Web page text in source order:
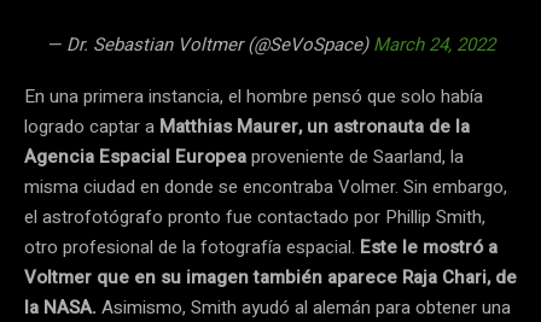
— Dr. Sebastian Voltmer (@SeVoSpace)March 24, 2022
En una primera instancia, el hombre pensó que solo había
logrado captar a Matthias Maurer, un astronauta de la
Agencia Espacial Europeaproveniente de Saarland, la
misma ciudad en donde se encontraba Volmer. Sin embargo,
el astrofotógrafo pronto fue contactado por Phillip Smith,
otro profesional de la fotografía espacial. Este le mostró a
Voltmer que en su imagen también aparece Raja Chari, de
la NASA. Asimismo, Smith ayudó al alemán para obtener una